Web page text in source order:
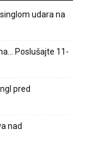
udara na
Poslušajte 11-
pred
nad